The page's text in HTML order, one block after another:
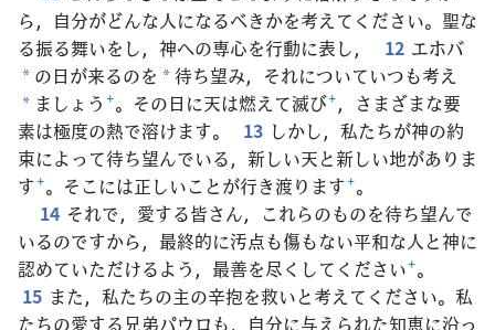
ら，自分がどんな人になるべきかを考えてください。聖な
る振る舞いをし，神への専心を行動に表し，
12 エホバ
* の日が来るのを * 待ち望み，それについていつも考え
* ましょう +。その日に天は燃えて滅び+，さまざまな要
素は極度の熱で溶けます。
13 しかし，私たちが神の約
束によって待ち望んでいる，新しい天と新しい地がありま
す+。そこには正しいことが行き渡ります+。
14 それで，愛する皆さん，これらのものを待ち望んで
いるのですから，最終的に汚点も傷もない平和な人と神に
認めていただけるよう，最善を尽くしてください+。
15 また，私たちの主の辛抱を救いと考えてください。私
たちの愛する兄弟パウロも，自分に与えられた知恵に沿っ